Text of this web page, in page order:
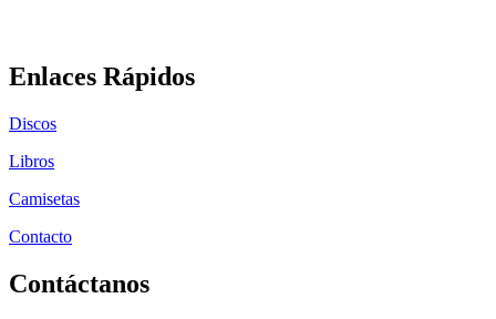
Enlaces Rápidos
Discos
Libros
Camisetas
Contacto
Contáctanos